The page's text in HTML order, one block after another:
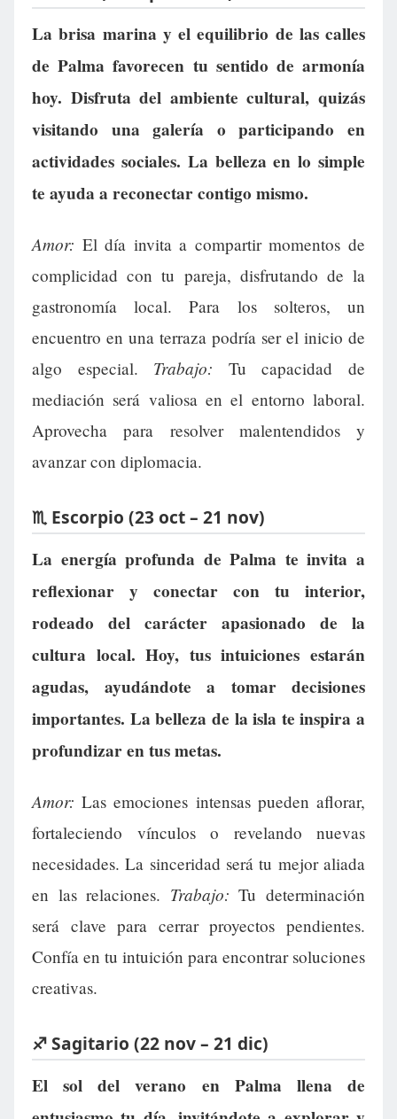
La brisa marina y el equilibrio de las calles
de Palma favorecen tu sentido de armonía
hoy. Disfruta del ambiente cultural, quizás
visitando una galería o participando en
actividades sociales. La belleza en lo simple
te ayuda a reconectar contigo mismo.
Amor: El día invita a compartir momentos de
complicidad con tu pareja, disfrutando de la
gastronomía local. Para los solteros, un
encuentro en una terraza podría ser el inicio de
algo especial. Trabajo: Tu capacidad de
mediación será valiosa en el entorno laboral.
Aprovecha para resolver malentendidos y
avanzar con diplomacia.
♏ Escorpio (23 oct – 21 nov)
La energía profunda de Palma te invita a
reflexionar y conectar con tu interior,
rodeado del carácter apasionado de la
cultura local. Hoy, tus intuiciones estarán
agudas, ayudándote a tomar decisiones
importantes. La belleza de la isla te inspira a
profundizar en tus metas.
Amor: Las emociones intensas pueden aflorar,
fortaleciendo vínculos o revelando nuevas
necesidades. La sinceridad será tu mejor aliada
en las relaciones. Trabajo: Tu determinación
será clave para cerrar proyectos pendientes.
Confía en tu intuición para encontrar soluciones
creativas.
♐ Sagitario (22 nov – 21 dic)
El sol del verano en Palma llena de